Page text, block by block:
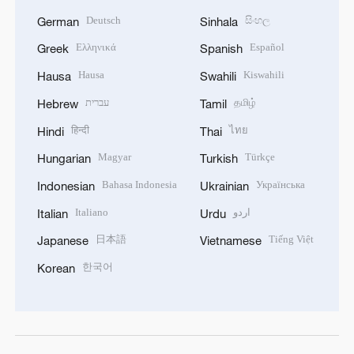
German Deutsch
Greek Ελληνικά
Hausa Hausa
Hebrew עברית
Hindi हिन्दी
Hungarian Magyar
Indonesian Bahasa Indonesia
Italian Italiano
Japanese 日本語
Korean 한국어
Sinhala සිංහල
Spanish Español
Swahili Kiswahili
Tamil தமிழ்
Thai ไทย
Turkish Türkçe
Ukrainian Українська
Urdu اردو
Vietnamese Tiếng Việt